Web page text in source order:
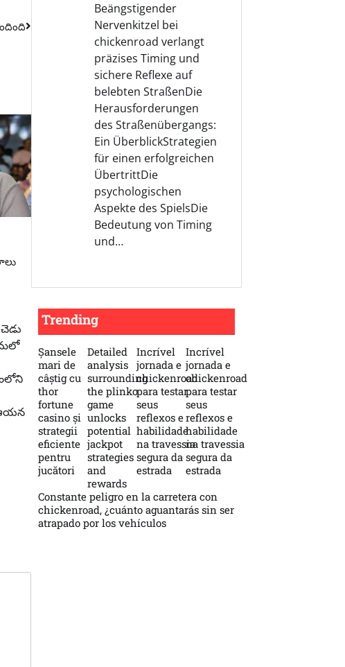
Beängstigender
Nervenkitzel bei
chickenroad verlangt
präzises Timing und
sichere Reflexe auf
belebten StraßenDie
Herausforderungen
des Straßenübergangs:
Ein ÜberblickStrategien
für einen erfolgreichen
ÜbertrittDie
psychologischen
Aspekte des SpielsDie
Bedeutung von Timing
und…
Trending
Șansele
mari de
câștig cu
thor
fortune
casino și
strategii
eficiente
pentru
jucători
Detailed
analysis
surrounding
the plinko
game
unlocks
potential
jackpot
strategies
and
rewards
Incrível
jornada e
chickenroad
para testar
seus
reflexos e
habilidade
na travessia
segura da
estrada
Incrível
jornada e
chickenroad
para testar
seus
reflexos e
habilidade
na travessia
segura da
estrada
Constante peligro en la carretera con
chickenroad, ¿cuánto aguantarás sin ser
atrapado por los vehículos